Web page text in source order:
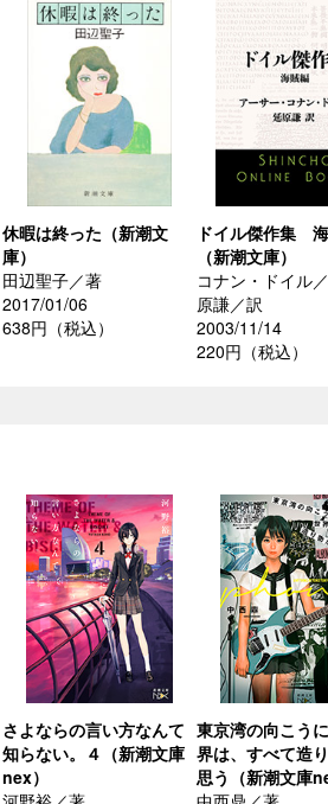
休暇は終った（新潮文
庫）
田辺聖子／著
2017/01/06
638円（税込）
ドイル傑作集
（新潮文庫）
コナン・ドイル
原謙／訳
2003/11/14
220円（税込）
さよならの言い方なんて
知らない。４（新潮文庫
nex）
東京湾の向こう
界は、すべて造
思う（新潮文庫